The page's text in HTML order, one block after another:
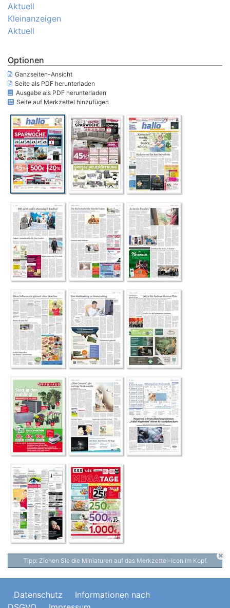
Aktuell
Kleinanzeigen
Aktuell
Optionen
Ganzseiten-Ansicht
Seite als PDF herunterladen
Ausgabe als PDF herunterladen
Seite auf Merkzettel hinzufügen
Tipp: Ziehen Sie die Miniaturen auf das Merkzettel-Icon im Kopf.
Datenschutz
Informationen nach